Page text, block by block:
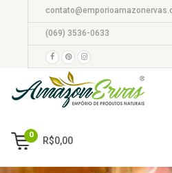
(069) 3536-0633
0
R$0,00